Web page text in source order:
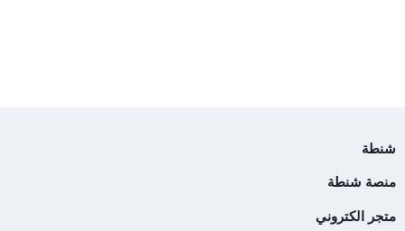
شنطة
منصة شنطة
متجر الكتروني